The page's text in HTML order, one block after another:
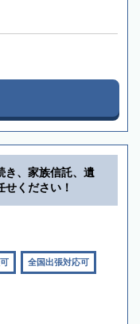
き、家族信託、遺
ください！
全国出張対応可